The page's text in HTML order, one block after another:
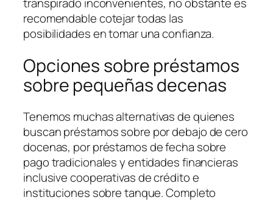
recomendable cotejar todas las
posibilidades en tomar una confianza.
Opciones sobre préstamos
sobre pequeñas decenas
Tenemos muchas alternativas de quienes
buscan préstamos sobre por debajo de cero
docenas, por préstamos de fecha sobre
pago tradicionales y entidades financieras
inclusive cooperativas de crédito e
instituciones sobre tanque. Completo